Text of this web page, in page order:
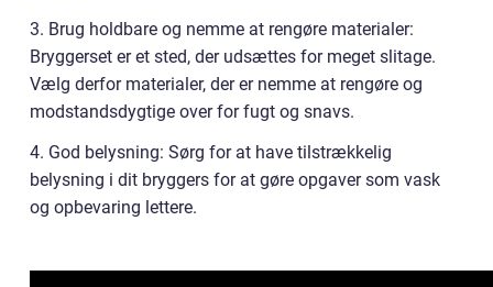
3. Brug holdbare og nemme at rengøre materialer:
Bryggerset er et sted, der udsættes for meget slitage.
Vælg derfor materialer, der er nemme at rengøre og
modstandsdygtige over for fugt og snavs.
4. God belysning: Sørg for at have tilstrækkelig
belysning i dit bryggers for at gøre opgaver som vask
og opbevaring lettere.